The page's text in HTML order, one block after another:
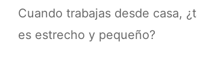
Cuando trabajas desde casa,
es estrecho y pequeño?